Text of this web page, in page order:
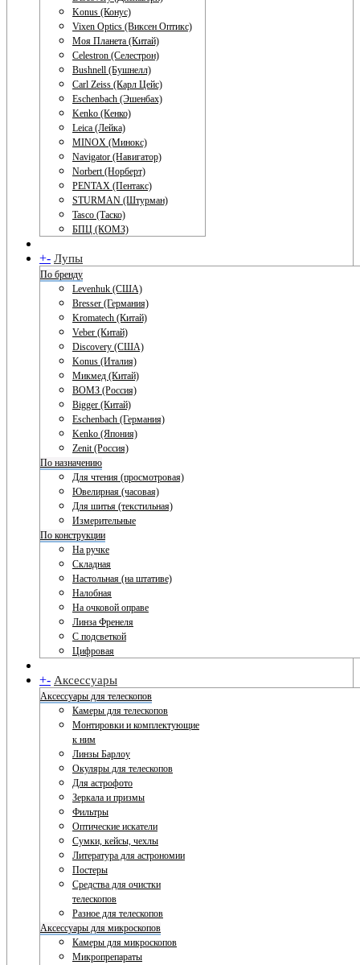
Konus (Конус)
Vixen Optics (Виксен Оптикс)
Моя Планета (Китай)
Celestron (Селестрон)
Bushnell (Бушнелл)
Carl Zeiss (Карл Цейс)
Eschenbach (Эшенбах)
Kenko (Кенко)
Leica (Лейка)
MINOX (Минокс)
Navigator (Навигатор)
Norbert (Норберт)
PENTAX (Пентакс)
STURMAN (Штурман)
Tasco (Таско)
БПЦ (КОМЗ)
+- Лупы
По бренду
Levenhuk (США)
Bresser (Германия)
Kromatech (Китай)
Veber (Китай)
Discovery (США)
Konus (Италия)
Микмед (Китай)
ВОМЗ (Россия)
Bigger (Китай)
Eschenbach (Германия)
Kenko (Япония)
Zenit (Россия)
По назначению
Для чтения (просмотровая)
Ювелирная (часовая)
Для шитья (текстильная)
Измерительные
По конструкции
На ручке
Складная
Настольная (на штативе)
Налобная
На очковой оправе
Линза Френеля
С подсветкой
Цифровая
+- Аксессуары
Аксессуары для телескопов
Камеры для телескопов
Монтировки и комплектующие
к ним
Линзы Барлоу
Окуляры для телескопов
Для астрофото
Зеркала и призмы
Фильтры
Оптические искатели
Сумки, кейсы, чехлы
Литература для астрономии
Постеры
Средства для очистки
телескопов
Разное для телескопов
Аксессуары для микроскопов
Камеры для микроскопов
Микропрепараты